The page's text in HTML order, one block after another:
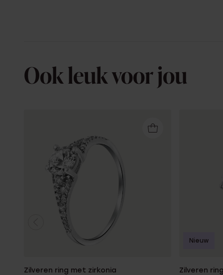
Ook leuk voor jou
Zilveren ring met zirkonia Zilveren
Nieuw